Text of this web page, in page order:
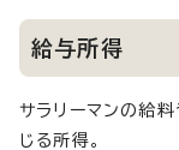
給与所得
サラリーマンの給料
じる所得。